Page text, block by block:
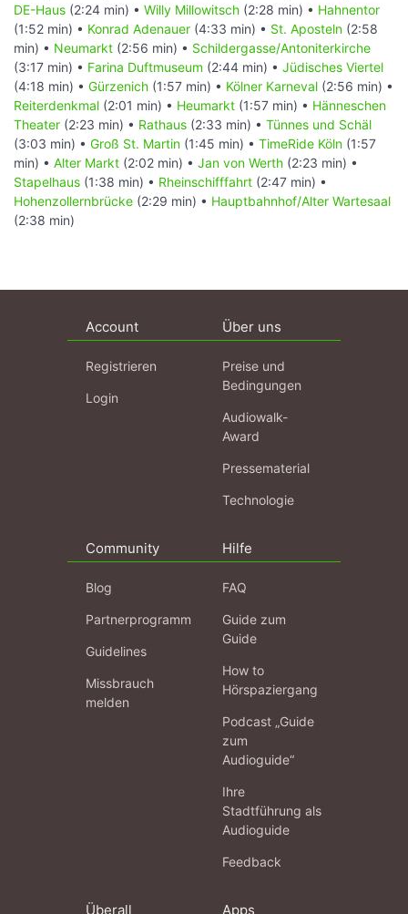
DE-Haus (2:24 min) • Willy Millowitsch (2:28 min) • Hahnentor
(1:52 min) • Konrad Adenauer (4:33 min) • St. Aposteln (2:58
min) • Neumarkt (2:56 min) • Schildergasse/Antoniterkirche
(3:17 min) • Farina Duftmuseum (2:44 min) • Jüdisches Viertel
(4:18 min) • Gürzenich (1:57 min) • Kölner Karneval (2:56 min) •
Reiterdenkmal (2:01 min) • Heumarkt (1:57 min) • Hänneschen
Theater (2:23 min) • Rathaus (2:33 min) • Tünnes und Schäl
(3:03 min) • Groß St. Martin (1:45 min) • TimeRide Köln (1:57
min) • Alter Markt (2:02 min) • Jan von Werth (2:23 min) •
Stapelhaus (1:38 min) • Rheinschifffahrt (2:47 min) •
Hohenzollernbrücke (2:29 min) • Hauptbahnhof/Alter Wartesaal
(2:38 min)
Account
Registrieren
Login
Über uns
Preise und
Bedingungen
Audiowalk-
Award
Pressematerial
Technologie
Community
Blog
Partnerprogramm
Guidelines
Missbrauch
melden
Hilfe
FAQ
Guide zum
Guide
How to
Hörspaziergang
Podcast „Guide
zum
Audioguide“
Ihre
Stadtführung als
Audioguide
Feedback
Überall Apps